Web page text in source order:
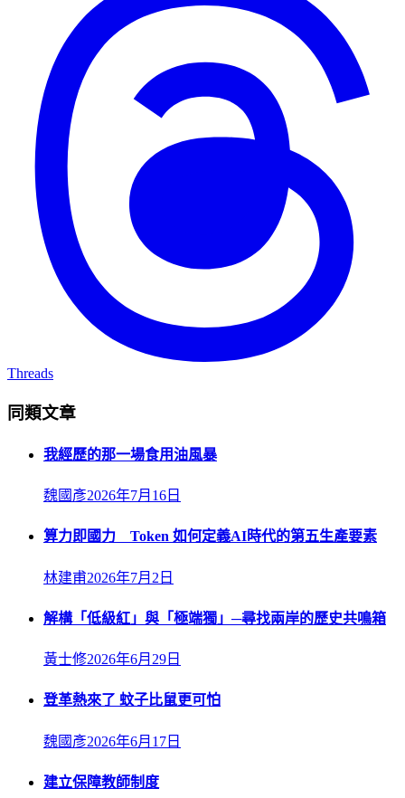
Threads
同類文章
我經歷的那一場食用油風暴
魏國彥2026年7月16日
算力即國力 Token 如何定義AI時代的第五生產要素
林建甫2026年7月2日
解構「低級紅」與「極端獨」─尋找兩岸的歷史共鳴箱
黃士修2026年6月29日
登革熱來了 蚊子比鼠更可怕
魏國彥2026年6月17日
建立保障教師制度